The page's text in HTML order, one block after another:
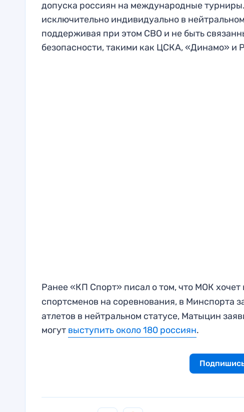
допуска россиян на международные
исключительно индивидуально в
поддерживая при этом СВО и не быть
безопасности, такими как ЦСКА, «Динамо» и
Ранее «КП Спорт» писал о том, что МОК
спортсменов на соревнования, в Минспорта
атлетов в нейтральном статусе, Матыцин
могут выступить около 180 россиян.